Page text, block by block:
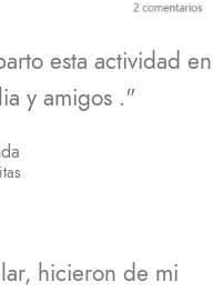
esta actividad en
y amigos ."
hicieron de mi